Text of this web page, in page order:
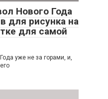
Нового Года
для рисунка на
для самой
уже не за горами, и,